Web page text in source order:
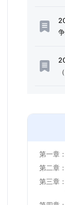
第一章：
第二章：
第三章：